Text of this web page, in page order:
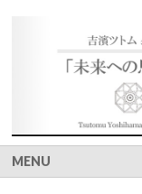
MENU